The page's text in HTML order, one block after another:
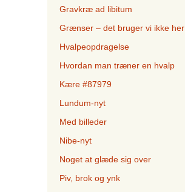
Gravkræ ad libitum
Grænser – det bruger vi ikke her
Hvalpeopdragelse
Hvordan man træner en hvalp
Kære #87979
Lundum-nyt
Med billeder
Nibe-nyt
Noget at glæde sig over
Piv, brok og ynk